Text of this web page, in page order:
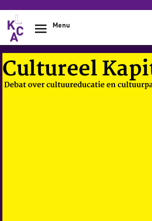
Overslaan en naar de inhoud gaan
Menu